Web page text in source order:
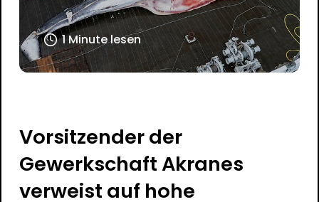
1 Minute lesen
Vorsitzender der
Gewerkschaft Akranes
verweist auf hohe